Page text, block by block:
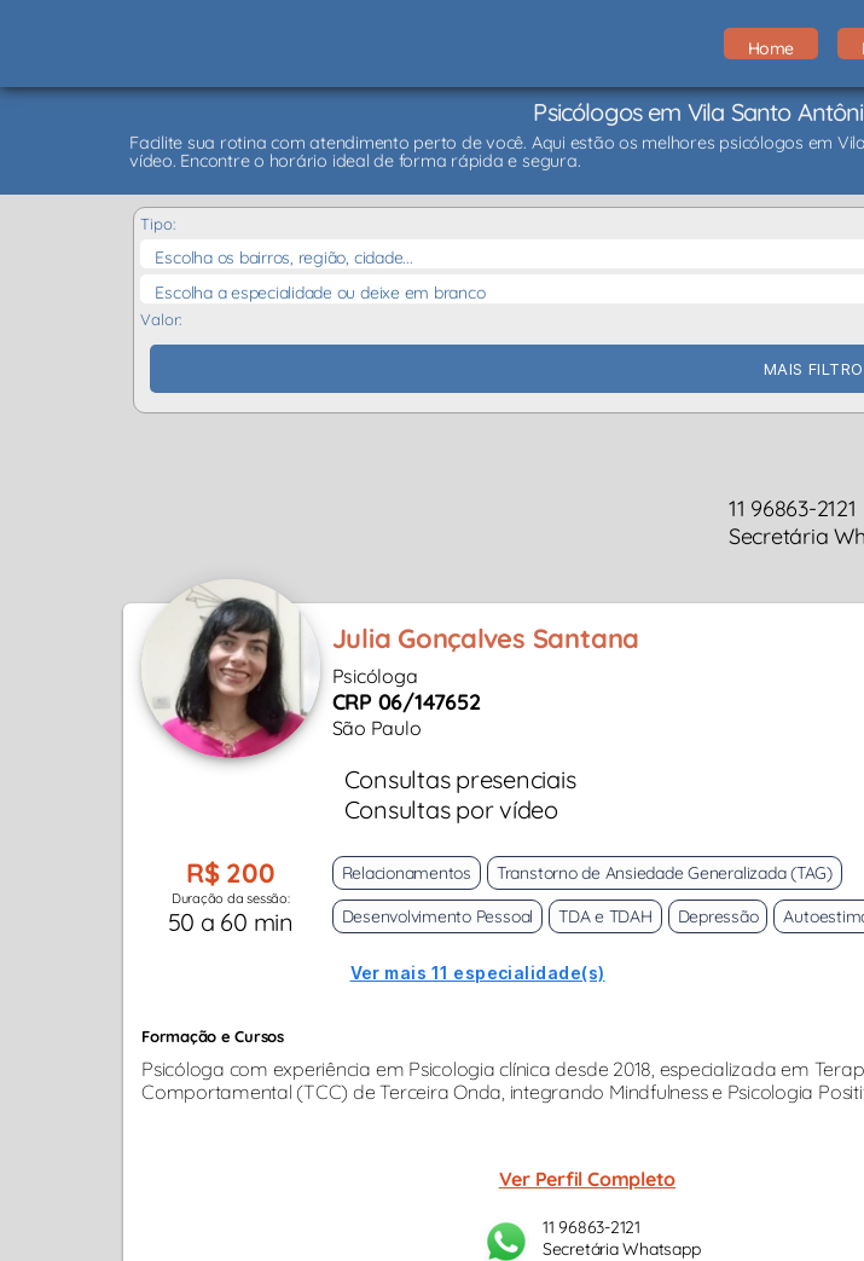
Home
Psicólogos em Vila Santo
Facilite sua rotina com atendimento perto de você. Aqui estão os melhores psicólogos em
vídeo. Encontre o horário ideal de forma rápida e segura.
Tipo:
Escolha os bairros, região, cidade...
Escolha a especialidade ou deixe em branco
Valor:
MAIS
11 96863-2121
Secretária
Julia Gonçalves Santana
Psicóloga
CRP 06/147652
São Paulo
Consultas presenciais
Consultas por vídeo
R$ 200
Duração da sessão:
50 a 60 min
Relacionamentos
Transtorno de Ansiedade Generalizada (TAG)
Desenvolvimento Pessoal
TDA e TDAH Depressão
Ver mais 11 especialidade(s)
Formação e Cursos
Psicóloga com experiência em Psicologia clínica desde 2018, especializada em
Comportamental (TCC) de Terceira Onda, integrando Mindfulness e Psicologia
Ver Perfil Completo
11 96863-2121
Secretária Whatsapp